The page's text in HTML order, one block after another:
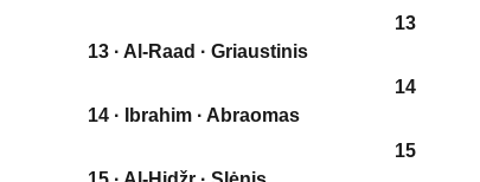
13 · Al-Raad · Griaustinis
14 · Ibrahim · Abraomas
13
14
15